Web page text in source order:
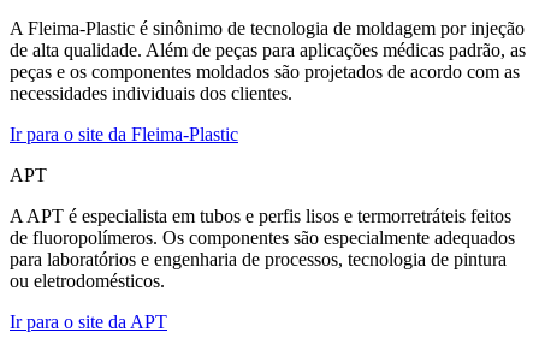
A Fleima-Plastic é sinônimo de tecnologia de moldagem por injeção
de alta qualidade. Além de peças para aplicações médicas padrão, as
peças e os componentes moldados são projetados de acordo com as
necessidades individuais dos clientes.
Ir para o site da Fleima-Plastic
APT
A APT é especialista em tubos e perfis lisos e termorretráteis feitos
de fluoropolímeros. Os componentes são especialmente adequados
para laboratórios e engenharia de processos, tecnologia de pintura
ou eletrodomésticos.
Ir para o site da APT